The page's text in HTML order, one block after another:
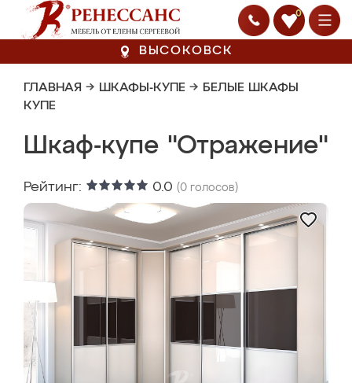
0
ВЫСОКОВСК
ГЛАВНАЯ → ШКАФЫ-КУПЕ → БЕЛЫЕ ШКАФЫ
КУПЕ
Шкаф-купе "Отражение"
Рейтинг: 0.0 (0 голосов)